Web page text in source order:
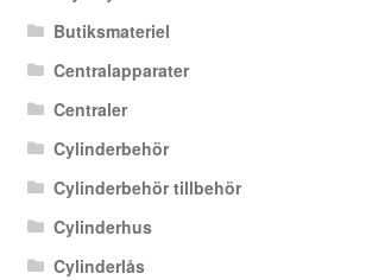
Butiksmateriel
Centralapparater
Centraler
Cylinderbehör
Cylinderbehör tillbehör
Cylinderhus
Cylinderlås